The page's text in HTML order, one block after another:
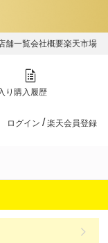
舗一覧会社概要楽天市場
り 購入履歴
ログイン / 楽天会員登録